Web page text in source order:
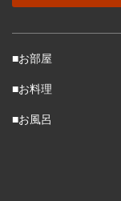
■お部屋
■お料理
■お風呂